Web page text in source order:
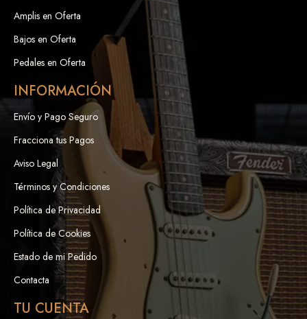
Amplis en Oferta
Bajos en Oferta
Pedales en Oferta
INFORMACIÓN
Envío y Pago Seguro
Fracciona tus Pagos
Aviso Legal
Términos y Condiciones
Política de Privacidad
Política de Cookies
Estado de mi Pedido
Contacta
TU CUENTA